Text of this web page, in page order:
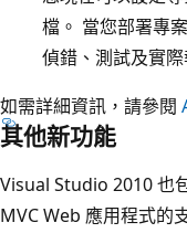
檔。 當您部署專
偵錯、測試及實
如需詳細資訊，請參閱
其他新功能
Visual Studio 2010 也
MVC Web 應用程式的